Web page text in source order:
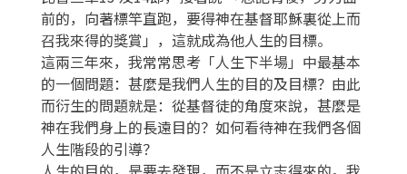
前的，向著標竿直跑，要得神在基督耶穌裏從上而
召我來得的獎賞」，這就成為他人生的目標。
這兩三年來，我常常思考「人生下半場」中最基本
的一個問題：甚麼是我們人生的目的及目標？由此
而衍生的問題就是：從基督徒的角度來說，甚麼是
神在我們身上的長遠目的？如何看待神在我們各個
人生階段的引導？